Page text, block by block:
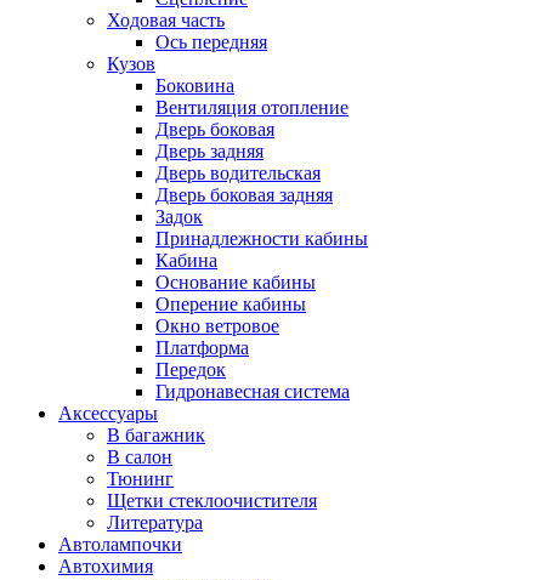
Ходовая часть
Ось передняя
Кузов
Боковина
Вентиляция отопление
Дверь боковая
Дверь задняя
Дверь водительская
Дверь боковая задняя
Задок
Принадлежности кабины
Кабина
Основание кабины
Оперение кабины
Окно ветровое
Платформа
Передок
Гидронавесная система
Аксессуары
В багажник
В салон
Тюнинг
Щетки стеклоочистителя
Литература
Автолампочки
Автохимия